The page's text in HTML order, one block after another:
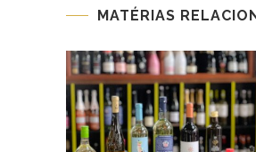
MATÉRIAS